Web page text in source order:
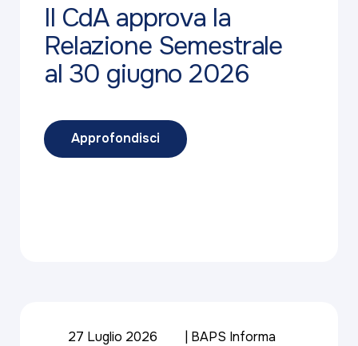
Il CdA approva la
Relazione Semestrale
al 30 giugno 2026
Approfondisci
27 Luglio 2026 BAPS Informa